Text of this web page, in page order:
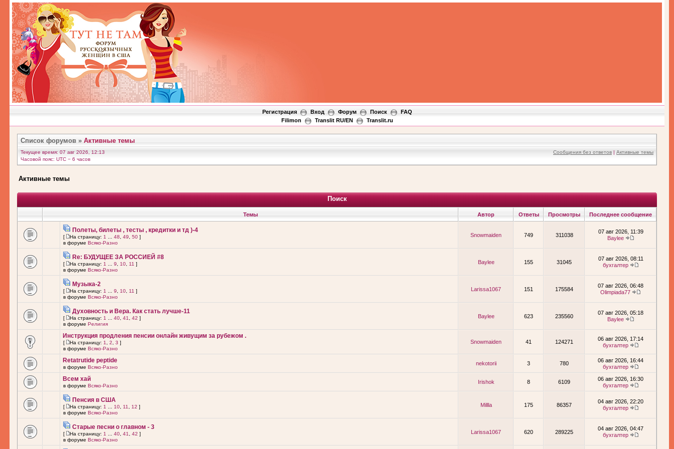
Регистрация Вход Форум Поиск
FAQ
Filimon
Translit RU/EN Translit.ru
Список форумов » Активные темы
Текущее время: 07 авг 2026, 12:13
Часовой пояс: UTC − 6 часов
Сообщения без ответов | Активные темы
Активные темы
Поиск
Темы Автор Ответы Просмотры Последнее сообщение
Полеты, билеты , тесты , кредитки и тд )-4
[ На страницу: 1 48 49 50 ]
в форуме Всяко-Разно
Snowmaiden 749 311038
07 авг 2026, 11:39
Baylee
Re: БУДУЩЕЕ ЗА РОССИЕЙ #8
[ На страницу: 1 9 10 11 ]
в форуме Всяко-Разно
Baylee 155 31045
07 авг 2026, 08:11
бухгалтер
Музыка-2
[ На страницу: 1 9 10 11 ]
в форуме Всяко-Разно
Larissa1067 151 175584
07 авг 2026, 06:48
Olimpiada77
Духовность и Вера. Как стать лучше-11
[ На страницу: 1 40 41 42 ]
в форуме Религия
Baylee 623 235560
07 авг 2026, 05:18
Baylee
Инструкция продления пенсии онлайн живущим за рубежом .
[ На страницу: 1 2 3 ]
в форуме Всяко-Разно
Snowmaiden 41 124271
06 авг 2026, 17:14
бухгалтер
Retatrutide peptide
в форуме Всяко-Разно
nekotorii 3 780
06 авг 2026, 16:44
бухгалтер
Всем хай
в форуме Всяко-Разно
Irishok 8 6109
06 авг 2026, 16:30
бухгалтер
Пенсия в США
[ На страницу: 1 10 11 12 ]
в форуме Всяко-Разно
Millla 175 86357
04 авг 2026, 22:20
бухгалтер
Старые песни о главном - 3
[ На страницу: 1 40 41 42 ]
в форуме Всяко-Разно
Larissa1067 620 289225
04 авг 2026, 04:47
бухгалтер